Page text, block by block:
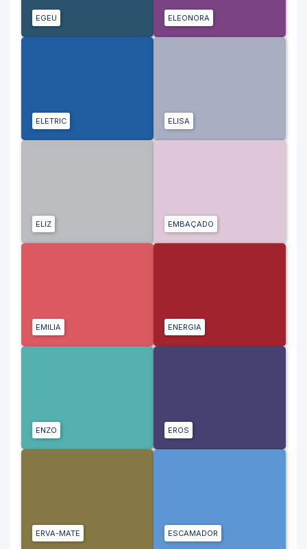
EGEU ELEONORA
ELETRIC ELISA
ELIZ EMBAÇADO
EMILIA ENERGIA
ENZO EROS
ERVA-MATE ESCAMADOR